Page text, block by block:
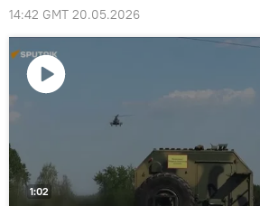
14:42 GMT 20.05.2026
1:02